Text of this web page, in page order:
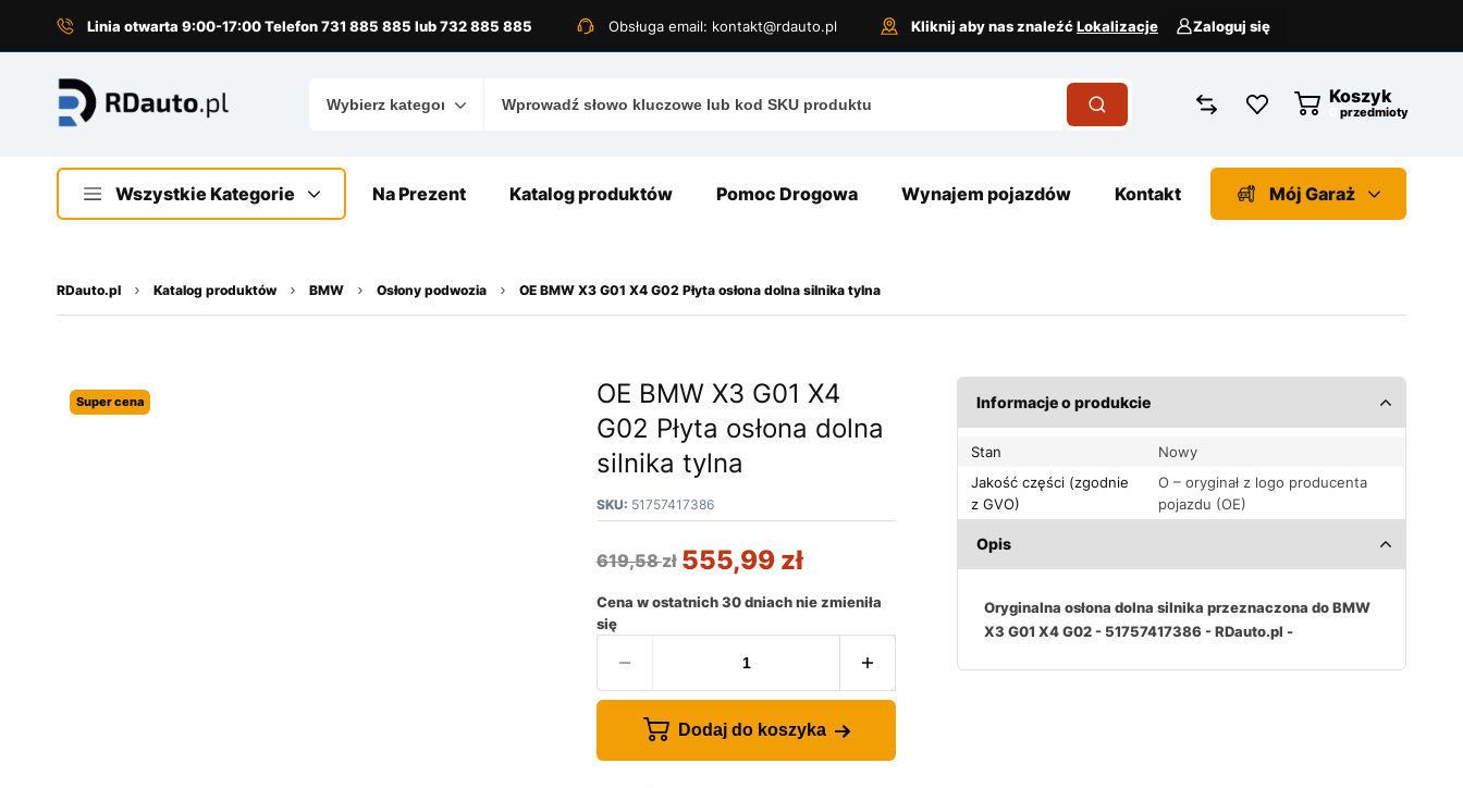
Linia otwarta 9:00-17:00 Telefon 731 885 885 lub 732 885 885 Obsługa email: kontakt@rdauto.pl Kliknij aby nas znaleźćLokalizacje Zaloguj się
Koszyk
przedmioty
Wszystkie Kategorie Na Prezent Katalog produktów Pomoc Drogowa Wynajem pojazdów Kontakt Mój Garaż
RDauto.pl Katalog produktów BMW Osłony podwozia OE BMW X3 G01 X4 G02 Płyta osłona dolna silnika tylna
Super cena
OE BMW X3 G01 X4
G02 Płyta osłona dolna
silnika tylna
SKU: 51757417386
619,58zł 555,99 zł
Cena w ostatnich 30 dniach nie zmieniła
się
Dodaj do koszyka
Informacje o produkcie
Stan
Nowy
Jakość części (zgodnie
z GVO)
O – oryginał z logo producenta
pojazdu (OE)
Opis
Oryginalna osłona dolna silnika przeznaczona do BMW
X3 G01 X4 G02 - 51757417386 - RDauto.pl -